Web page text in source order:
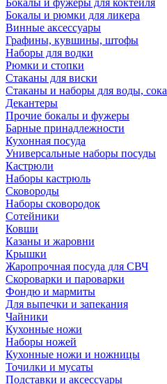
Бокалы и фужеры для коктейля
Бокалы и рюмки для ликера
Винные аксессуары
Графины, кувшины, штофы
Наборы для водки
Рюмки и стопки
Стаканы для виски
Стаканы и наборы для воды, сока
Декантеры
Прочие бокалы и фужеры
Барные принадлежности
Кухонная посуда
Универсальные наборы посуды
Кастрюли
Наборы кастрюль
Сковороды
Наборы сковородок
Сотейники
Ковши
Казаны и жаровни
Крышки
Жаропрочная посуда для СВЧ
Скороварки и пароварки
Фондю и мармиты
Для выпечки и запекания
Чайники
Кухонные ножи
Наборы ножей
Кухонные ножи и ножницы
Точилки и мусаты
Подставки и аксессуары